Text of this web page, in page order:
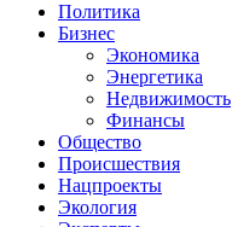
Политика
Бизнес
Экономика
Энергетика
Недвижимость
Финансы
Общество
Происшествия
Нацпроекты
Экология